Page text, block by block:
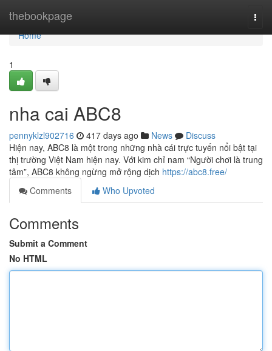
thebookpage
Home
Home
1
nha cai ABC8
pennyklzl902716 417 days ago News
Discuss
Hiện nay, ABC8 là một trong những nhà cái trực tuyến nổi bật tại
thị trường Việt Nam hiện nay. Với kim chỉ nam “Người chơi là trung
tâm”, ABC8 không ngừng mở rộng dịch https://abc8.free/
Comments
Who Upvoted
Comments
Submit a Comment
No HTML